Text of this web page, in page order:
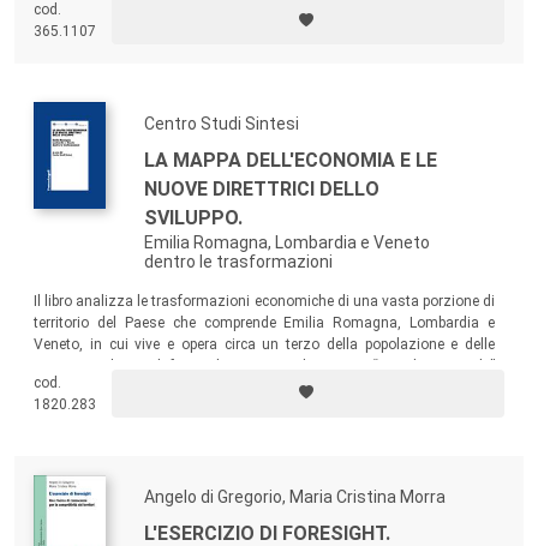
imprenditorialità
innovazione
contributi teorici e casi di studio.
cod.
365.1107
Centro Studi Sintesi
LA MAPPA DELL'ECONOMIA E LE
NUOVE DIRETTRICI DELLO
SVILUPPO.
Emilia Romagna, Lombardia e Veneto
dentro le trasformazioni
Il libro analizza le trasformazioni economiche di una vasta porzione di
territorio del Paese che comprende Emilia Romagna, Lombardia e
Veneto, in cui vive e opera circa un terzo della popolazione e delle
coincidano con tre delle nascenti Città metropolitane (Bologna, Milano
e Venezia) offre lo spunto per riflettere sull’identità e sul futuro di
cod.
1820.283
Angelo di Gregorio, Maria Cristina Morra
L'ESERCIZIO DI FORESIGHT.